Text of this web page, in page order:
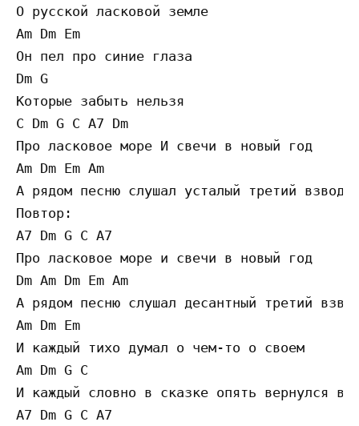
О русской ласковой земле
Am Dm Em
Он пел про синие глаза
Dm G
Которые забыть нельзя
C Dm G C A7 Dm
Про ласковое море И свечи в новый год
Am Dm Em Am
А рядом песню слушал усталый третий взвод
Повтор:
A7 Dm G C A7
Про ласковое море и свечи в новый год
Dm Am Dm Em Am
А рядом песню слушал десантный третий
Am Dm Em
И каждый тихо думал о чем-то о своем
Am Dm G C
И каждый словно в сказке опять вернулся в
A7 Dm G C A7